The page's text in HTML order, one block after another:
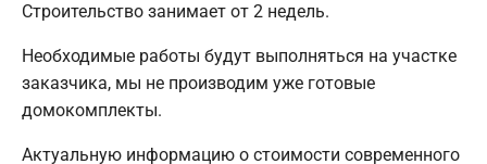
Строительство занимает от 2 недель.
Необходимые работы будут выполняться на участке
заказчика, мы не производим уже готовые
домокомплекты.
Актуальную информацию о стоимости современного